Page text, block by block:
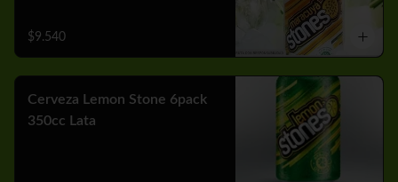
$9.540
Cerveza Lemon Stone 6pack
350cc Lata